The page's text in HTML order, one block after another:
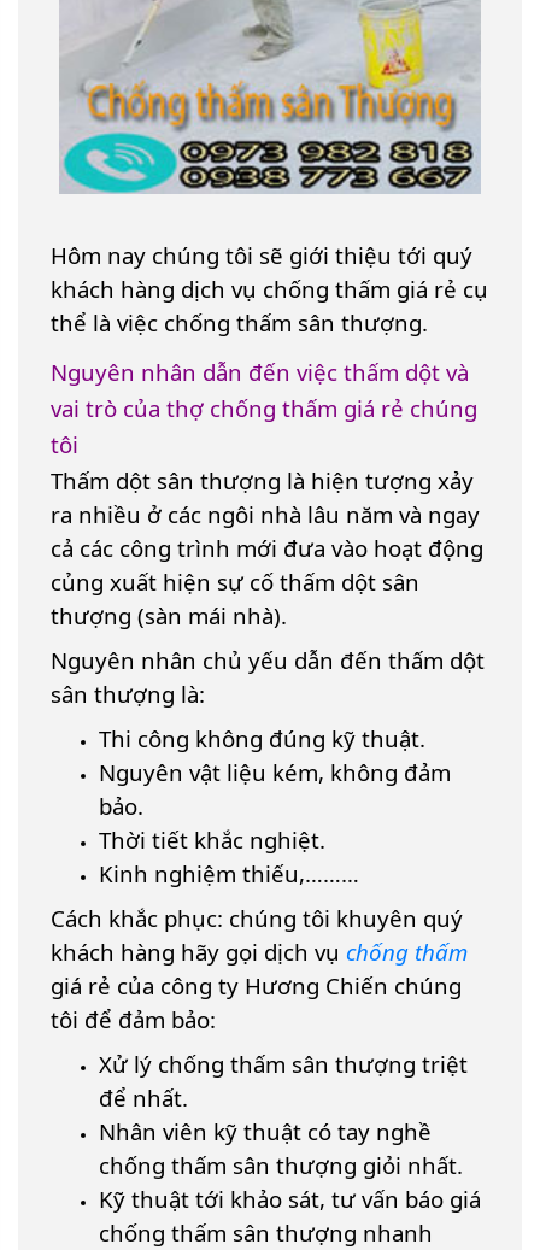
Hôm nay chúng tôi sẽ giới thiệu tới quý
khách hàng dịch vụ chống thấm giá rẻ cụ
thể là việc chống thấm sân thượng.
Nguyên nhân dẫn đến việc thấm dột và
vai trò của thợ chống thấm giá rẻ chúng
tôi
Thấm dột sân thượng là hiện tượng xảy
ra nhiều ở các ngôi nhà lâu năm và ngay
cả các công trình mới đưa vào hoạt động
củng xuất hiện sự cố thấm dột sân
thượng (sàn mái nhà).
Nguyên nhân chủ yếu dẫn đến thấm dột
sân thượng là:
Thi công không đúng kỹ thuật.
Nguyên vật liệu kém, không đảm
bảo.
Thời tiết khắc nghiệt.
Kinh nghiệm thiếu,………
Cách khắc phục: chúng tôi khuyên quý
khách hàng hãy gọi dịch vụ chống thấm
giá rẻ của công ty Hương Chiến chúng
tôi để đảm bảo:
Xử lý chống thấm sân thượng triệt
để nhất.
Nhân viên kỹ thuật có tay nghề
chống thấm sân thượng giỏi nhất.
Kỹ thuật tới khảo sát, tư vấn báo giá
chống thấm sân thượng nhanh